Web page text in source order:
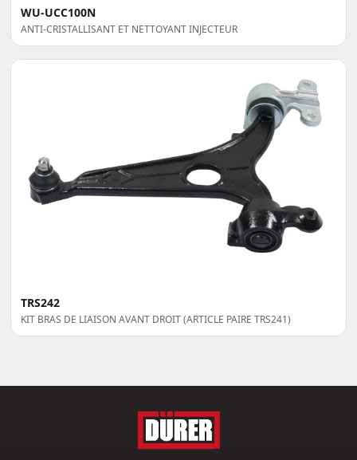
WU-UCC100N
ANTI-CRISTALLISANT ET NETTOYANT INJECTEUR
TRS242
KIT BRAS DE LIAISON AVANT DROIT (ARTICLE PAIRE TRS241)